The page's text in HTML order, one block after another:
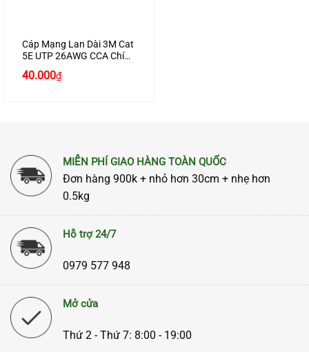
Cáp Mạng Lan Dài 3M Cat
5E UTP 26AWG CCA Chính
Cấp
40.000₫
MIỄN PHÍ GIAO HÀNG TOÀN QUỐC
Đơn hàng 900k + nhỏ hơn 30cm + nhẹ hơn
0.5kg
Hỗ trợ 24/7
0979 577 948
Mở cửa
Thứ 2 - Thứ 7: 8:00 - 19:00